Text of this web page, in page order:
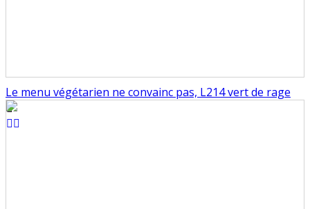
Le menu végétarien ne convainc pas, L214 vert de rage